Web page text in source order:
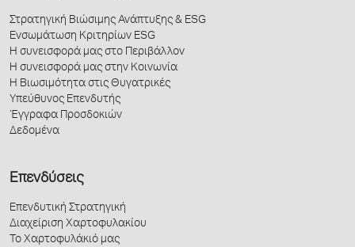
Στρατηγική Βιώσιμης Ανάπτυξης & ESG
Ενσωμάτωση Κριτηρίων ESG
Η συνεισφορά μας στο Περιβάλλον
Η συνεισφορά μας στην Κοινωνία
Η Βιωσιμότητα στις Θυγατρικές
Υπεύθυνος Επενδυτής
Έγγραφα Προσδοκιών
Δεδομένα
Επενδύσεις
Επενδυτική Στρατηγική
Διαχείριση Χαρτοφυλακίου
Το Χαρτοφυλάκιό μας